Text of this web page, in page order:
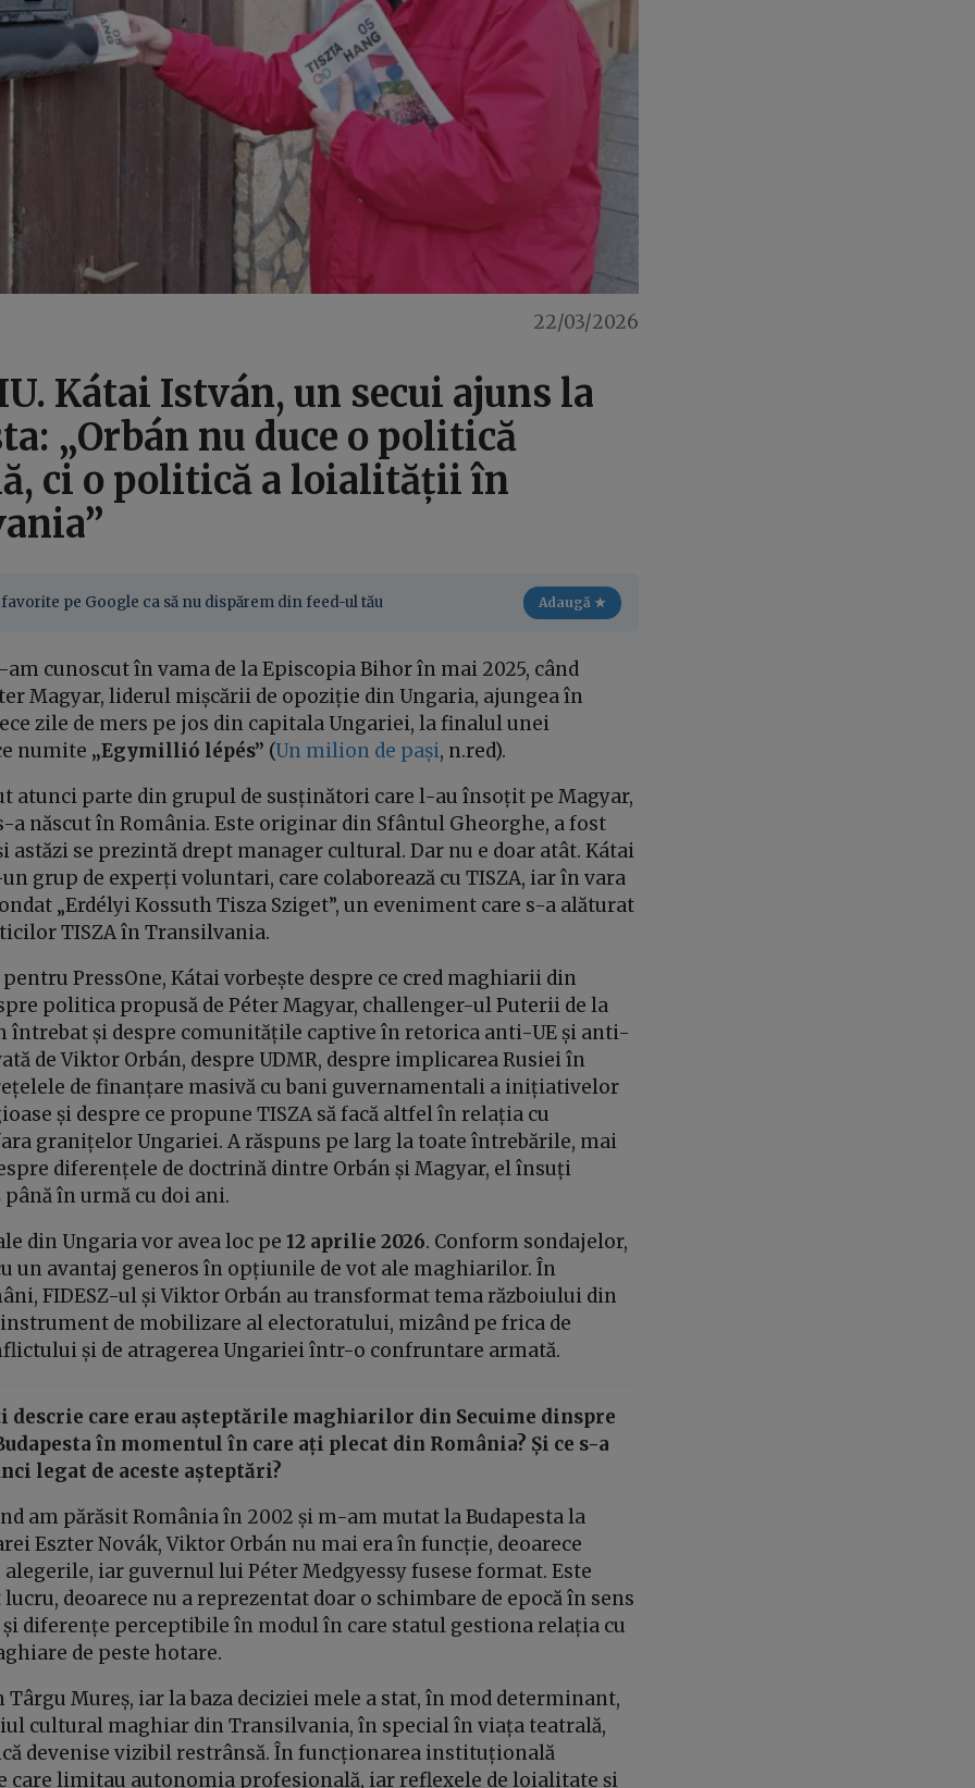
22/03/2026
Kátai István, un secui ajuns la
„Orbán nu duce o politică
ci o politică a loialității în
pe Google ca să nu dispărem din feed-ul tău Adaugă ★
cunoscut în vama de la Episcopia Bihor în mai 2025, când
Magyar, liderul mișcării de opoziție din Ungaria, ajungea în
zile de mers pe jos din capitala Ungariei, la finalul unei
numite „Egymillió lépés” (Un milion de pași, n.red).
atunci parte din grupul de susținători care l-au însoțit pe Magyar,
a născut în România. Este originar din Sfântul Gheorghe, a fost
astăzi se prezintă drept manager cultural. Dar nu e doar atât. Kátai
grup de experți voluntari, care colaborează cu TISZA, iar în vara
„Erdélyi Kossuth Tisza Sziget”, un eveniment care s-a alăturat
TISZA în Transilvania.
PressOne, Kátai vorbește despre ce cred maghiarii din
politica propusă de Péter Magyar, challenger-ul Puterii de la
întrebat și despre comunitățile captive în retorica anti-UE și anti-
de Viktor Orbán, despre UDMR, despre implicarea Rusiei în
de finanțare masivă cu bani guvernamentali a inițiativelor
și despre ce propune TISZA să facă altfel în relația cu
granițelor Ungariei. A răspuns pe larg la toate întrebările, mai
diferențele de doctrină dintre Orbán și Magyar, el însuți
până în urmă cu doi ani.
din Ungaria vor avea loc pe 12 aprilie 2026. Conform sondajelor,
un avantaj generos în opțiunile de vot ale maghiarilor. În
FIDESZ-ul și Viktor Orbán au transformat tema războiului din
de mobilizare al electoratului, mizând pe frica de
și de atragerea Ungariei într-o confruntare armată.
descrie care erau așteptările maghiarilor din Secuime dinspre
în momentul în care ați plecat din România? Și ce s-a
legat de aceste așteptări?
am părăsit România în 2002 și m-am mutat la Budapesta la
Eszter Novák, Viktor Orbán nu mai era în funcție, deoarece
alegerile, iar guvernul lui Péter Medgyessy fusese format. Este
deoarece nu a reprezentat doar o schimbare de epocă în sens
și diferențe perceptibile în modul în care statul gestiona relația cu
de peste hotare.
Târgu Mureș, iar la baza deciziei mele a stat, în mod determinant,
cultural maghiar din Transilvania, în special în viața teatrală,
devenise vizibil restrânsă. În funcționarea instituțională
care limitau autonomia profesională, iar reflexele de loialitate și